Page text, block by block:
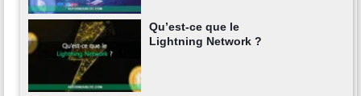
Qu’est-ce que le
Lightning Network ?